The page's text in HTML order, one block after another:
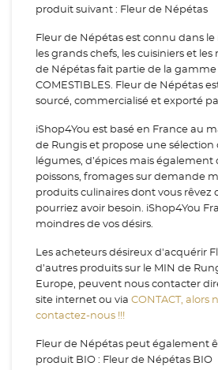
produit suivant : Fleur de Népétas
Fleur de Népétas est connu dans
les grands chefs, les cuisiniers et
de Népétas fait partie de la gamme
COMESTIBLES. Fleur de Népétas
sourcé, commercialisé et exporté
iShop4You est basé en France au
de Rungis et propose une sélection
légumes, d’épices mais également
poissons, fromages sur demande
produits culinaires dont vous rêvez
pourriez avoir besoin. iShop4You
moindres de vos désirs.
Les acheteurs désireux d'acquérir
d’autres produits sur le MIN de
Europe, peuvent nous contacter
site internet ou via CONTACT, alors
contactez-nous !!!
Fleur de Népétas peut également
produit BIO : Fleur de Népétas BIO